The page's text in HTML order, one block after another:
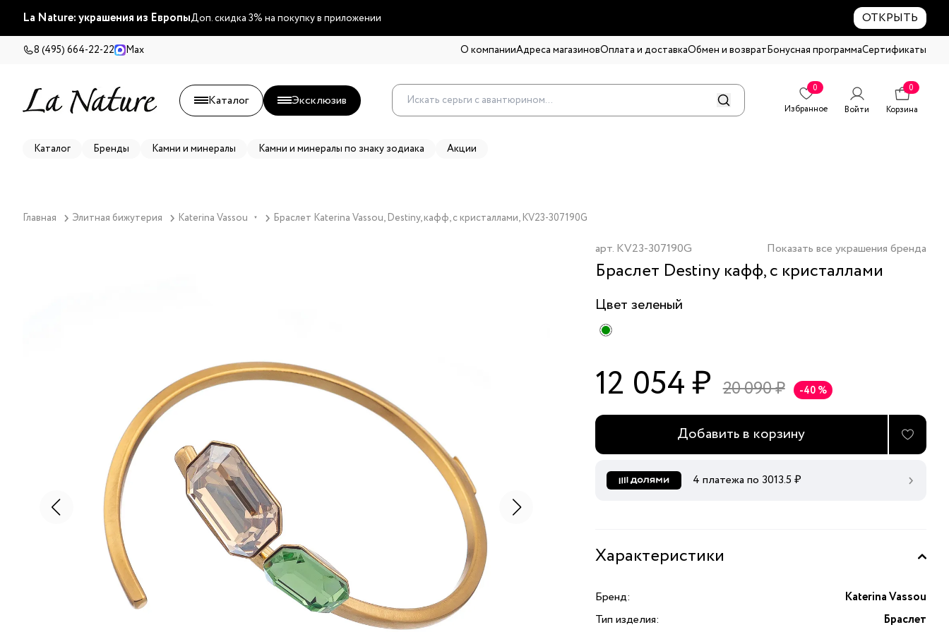
La Nature: украшения из ЕвропыДоп. скидка 3% на покупку в приложении ОТКРЫТЬ
8 (495) 664-22-22 Max О компанииАдреса магазиновОплата и доставкаОбмен и возвратБонусная программаСертификаты
Каталог Эксклюзив
0
Избранное
Войти
0
Корзина
Каталог Бренды Камни и минералы Камни и минералы по знаку зодиака Акции
Главная Элитная бижутерия Katerina Vassou ▼ Браслет Katerina Vassou, Destiny, кафф, с кристаллами, KV23-307190G
арт. KV23-307190G Показать все украшения бренда
Браслет Destiny кафф, с кристаллами
Цвет зеленый
12 054 ₽ 20 090 ₽ -40 %
Добавить в корзину
4 платежа по 3013.5 ₽
Характеристики
Бренд:
Katerina Vassou
Тип изделия:
Браслет